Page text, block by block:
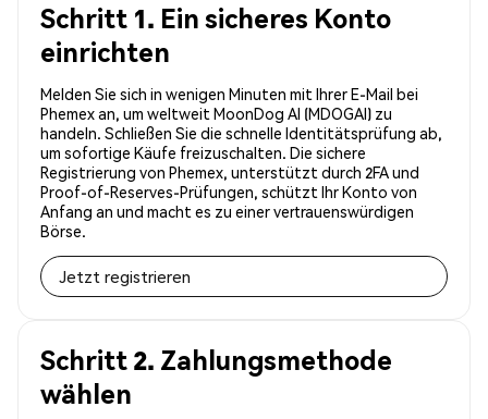
Schritt 1. Ein sicheres Konto
einrichten
Melden Sie sich in wenigen Minuten mit Ihrer E-Mail bei
Phemex an, um weltweit MoonDog AI (MDOGAI) zu
handeln. Schließen Sie die schnelle Identitätsprüfung ab,
um sofortige Käufe freizuschalten. Die sichere
Registrierung von Phemex, unterstützt durch 2FA und
Proof-of-Reserves-Prüfungen, schützt Ihr Konto von
Anfang an und macht es zu einer vertrauenswürdigen
Börse.
Jetzt registrieren
Schritt 2. Zahlungsmethode
wählen